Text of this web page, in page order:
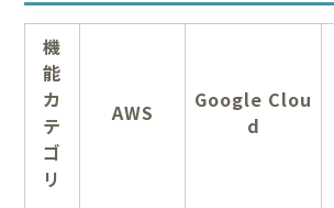
機
能
カ
テ
ゴ
リ
AWS
Google Clou
d